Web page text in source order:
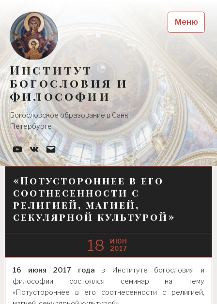
content
Институт
богословия и
философии
Богословское образование в Санкт-
Петербурге
YouTube-
канал
Наша
группа
Почта
Меню
«Потустороннее в его
соотнесенности с
религией, магией,
секулярной культурой»
18
ИЮН
2017
16 июня 2017 года в Институте богословия и
философии состоялся семинар на тему
«Потустороннее в его соотнесенности с религией,